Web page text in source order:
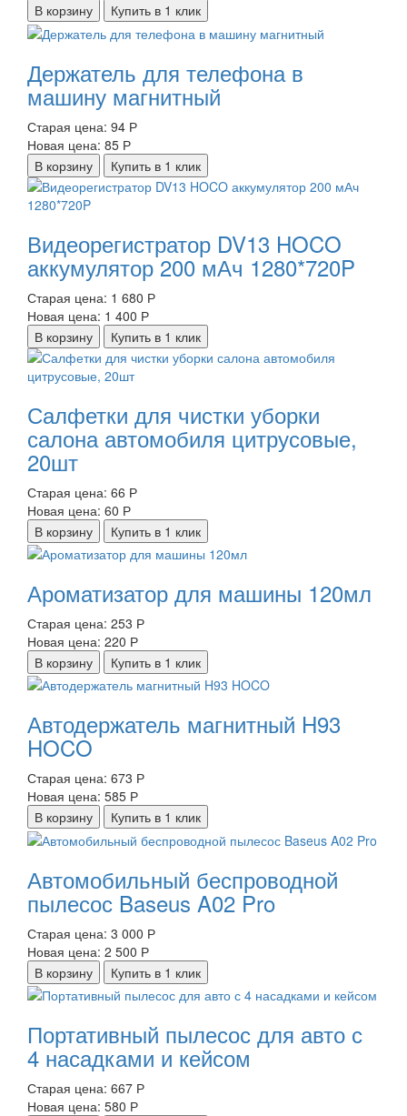
В корзину
Купить в 1 клик
Держатель для телефона в
машину магнитный
Старая цена: 94 Р
Новая цена: 85 Р
В корзину
Купить в 1 клик
Видеорегистратор DV13 HOCO
аккумулятор 200 мАч 1280*720P
Старая цена: 1 680 Р
Новая цена: 1 400 Р
В корзину
Купить в 1 клик
Салфетки для чистки уборки
салона автомобиля цитрусовые,
20шт
Старая цена: 66 Р
Новая цена: 60 Р
В корзину
Купить в 1 клик
Ароматизатор для машины 120мл
Старая цена: 253 Р
Новая цена: 220 Р
В корзину
Купить в 1 клик
Автодержатель магнитный H93
HOCO
Старая цена: 673 Р
Новая цена: 585 Р
В корзину
Купить в 1 клик
Автомобильный беспроводной
пылесос Baseus A02 Pro
Старая цена: 3 000 Р
Новая цена: 2 500 Р
В корзину
Купить в 1 клик
Портативный пылесос для авто с
4 насадками и кейсом
Старая цена: 667 Р
Новая цена: 580 Р